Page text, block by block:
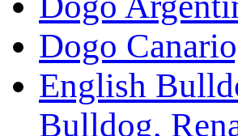
Dogo
English
Bulldog,